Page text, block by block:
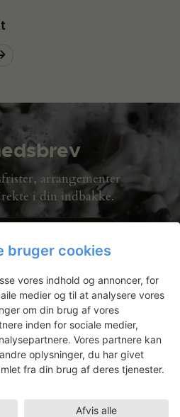
arrangementer
i din indbakke.
bruger cookies
vores indhold og annoncer, for
medier og til at analysere vores
om din brug af vores
inden for sociale medier,
Vores partnere kan
oplysninger, du har givet
fra din brug af deres tjenester.
Afvis alle